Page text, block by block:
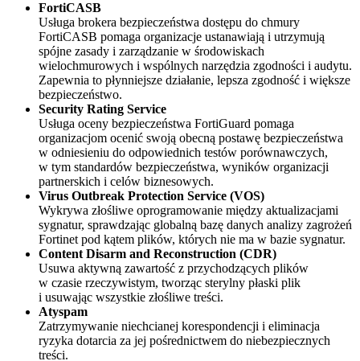
FortiCASB
Usługa brokera bezpieczeństwa dostępu do chmury
FortiCASB pomaga organizacje ustanawiają i utrzymują
spójne zasady i zarządzanie w środowiskach
wielochmurowych i wspólnych narzędzia zgodności i audytu.
Zapewnia to płynniejsze działanie, lepsza zgodność i większe
bezpieczeństwo.
Security Rating Service
Usługa oceny bezpieczeństwa FortiGuard pomaga
organizacjom ocenić swoją obecną postawę bezpieczeństwa
w odniesieniu do odpowiednich testów porównawczych,
w tym standardów bezpieczeństwa, wyników organizacji
partnerskich i celów biznesowych.
Virus Outbreak Protection Service (VOS)
Wykrywa złośliwe oprogramowanie między aktualizacjami
sygnatur, sprawdzając globalną bazę danych analizy zagrożeń
Fortinet pod kątem plików, których nie ma w bazie sygnatur.
Content Disarm and Reconstruction (CDR)
Usuwa aktywną zawartość z przychodzących plików
w czasie rzeczywistym, tworząc sterylny płaski plik
i usuwając wszystkie złośliwe treści.
Atyspam
Zatrzymywanie niechcianej korespondencji i eliminacja
ryzyka dotarcia za jej pośrednictwem do niebezpiecznych
treści.